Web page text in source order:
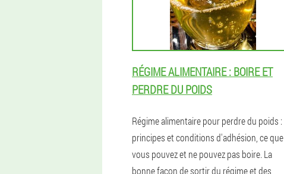
RÉGIME ALIMENTAIRE : BOIRE ET
PERDRE DU POIDS
Régime alimentaire pour perdre du poids :
principes et conditions d'adhésion, ce que
vous pouvez et ne pouvez pas boire. La
bonne façon de sortir du régime et des